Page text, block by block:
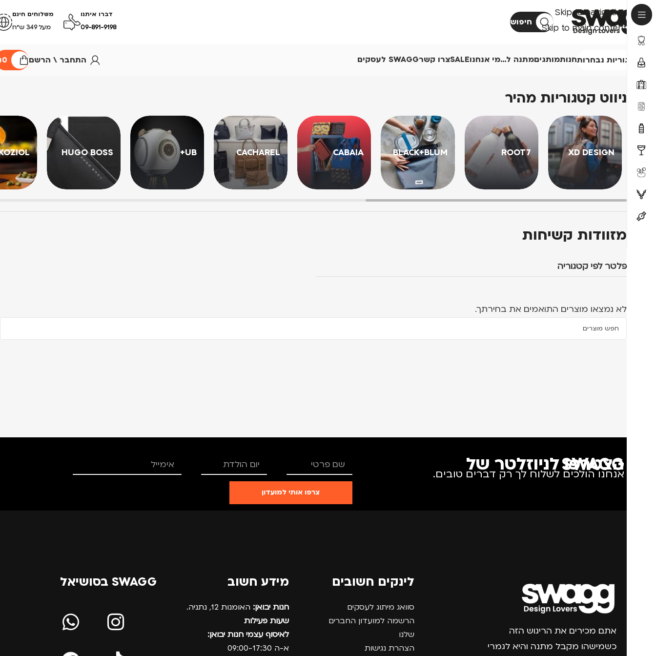
Skip to navigation
Skip to main content
חיפוש
דברו איתנו
09-891-9198
משלוחים חינם
מעל 349 ש״ח
קטגוריות נבחרותחנותמותגיםמתנה ל…מי אנחנוSALEצרו קשרSWAGG לעסקים התחבר \ הרשם 0
ניווט קטגוריות מהיר
XD DESIGN
ROOT7
BLACK+BLUM
CABAIA
CACHAREL
UB+
HUGO BOSS
מזוודות קשיחות
פלטר לפי קטגוריה
לא נמצאו מוצרים התואמים את בחירתך.
הצטרפו לניוזלטר של SWAGG
אנחנו הולכים לשלוח לך רק דברים טובים.
צרפו אותי למועדון
אתם מכירים את הריגוש הזה
כשמישהו מקבל מתנה והיא לגמרי
לינקים חשובים
סוואג מיתוג לעסקים
הרשמה למועדון החברים
שלנו
הצהרת נגישות
מידע חשוב
חנות יבואן: האומנות 12, נתניה.
שעות פעילות
לאיסוף עצמי חנות יבואן:
א-ה 09:00-17:30
SWAGG בסושיאל